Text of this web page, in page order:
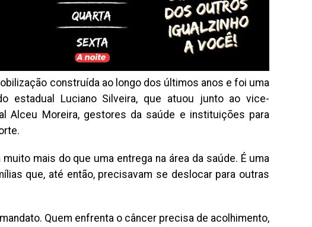
construída ao longo dos últimos anos e foi uma
estadual Luciano Silveira, que atuou junto ao vice-
Alceu Moreira, gestores da saúde e instituições para
mais do que uma entrega na área da saúde. É uma
que, até então, precisavam se deslocar para outras
Quem enfrenta o câncer precisa de acolhimento,